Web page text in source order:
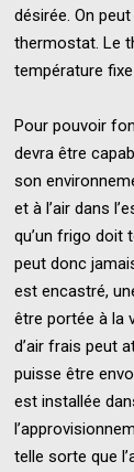
désirée. On
thermostat. Le
température
Pour pouvoir
devra être
son
et à l’air dans
qu’un frigo doit
peut donc
est encastré,
être portée à la
d’air frais peut
puisse être
est installée
telle sorte que